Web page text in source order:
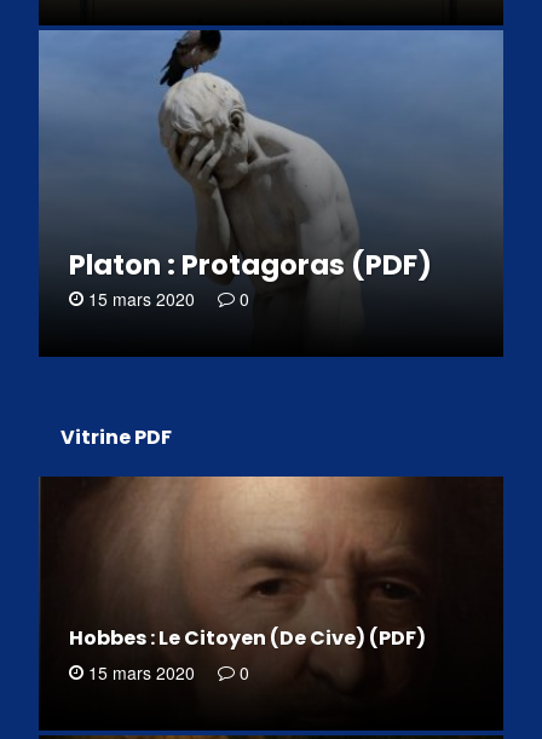
Platon : Protagoras (PDF)
15 mars 2020 0
Vitrine PDF
Hobbes : Le Citoyen (De Cive) (PDF)
15 mars 2020 0